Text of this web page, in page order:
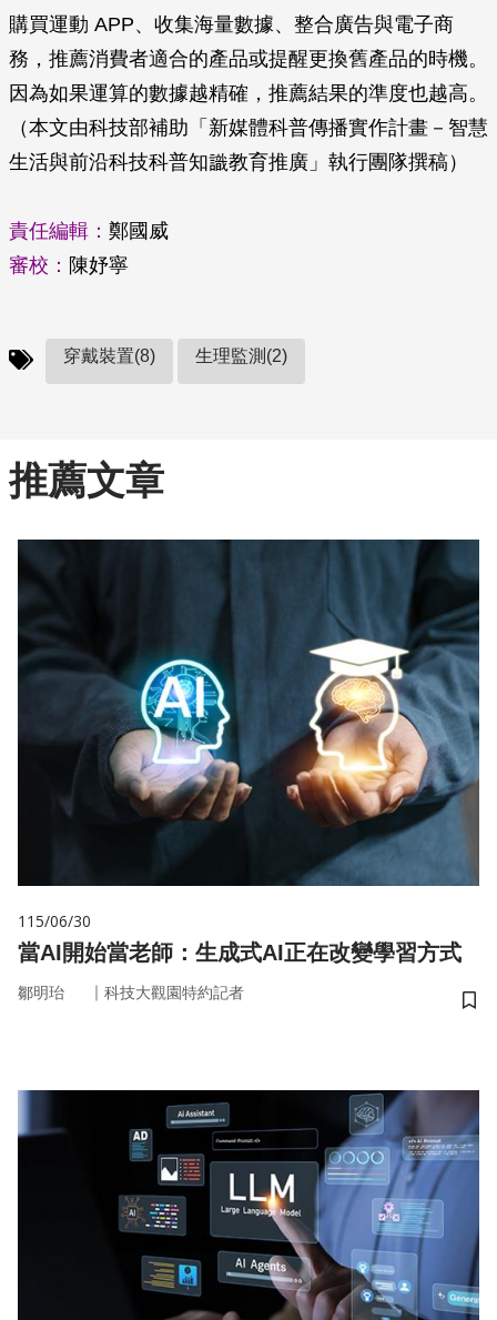
購買運動 APP、收集海量數據、整合廣告與電子商
務，推薦消費者適合的產品或提醒更換舊產品的時機。
因為如果運算的數據越精確，推薦結果的準度也越高。
（本文由科技部補助「新媒體科普傳播實作計畫－智慧
生活與前沿科技科普知識教育推廣」執行團隊撰稿）
責任編輯： 鄭國威
審校： 陳妤寧
穿戴裝置(8) 生理監測(2)
推薦文章
115/06/30
當AI開始當老師：生成式AI正在改變學習方式
鄒明珆 ｜ 科技大觀園特約記者
儲